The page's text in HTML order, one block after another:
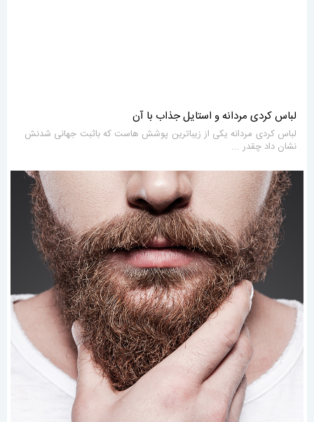
لباس کردی مردانه و استایل جذاب با آن
لباس کردی مردانه یکی از زیباترین پوشش هاست که باثبت جهانی شدنش
نشان داد چقدر ...